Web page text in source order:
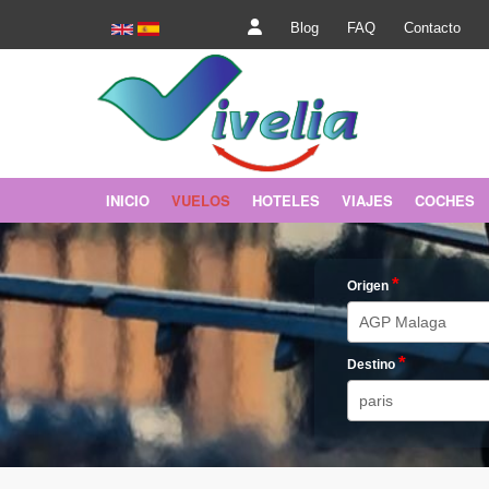
Blog FAQ Contacto
INICIO VUELOS
Vuelo
HOTELES
Hoteles Mundo
Hoteles Europa
Hoteles Canarias
Hoteles Baleares
Hoteles Costa
Hoteles Nieve
VIAJES
Circuitos
Caribe
COCHES
Origen *
Destino*